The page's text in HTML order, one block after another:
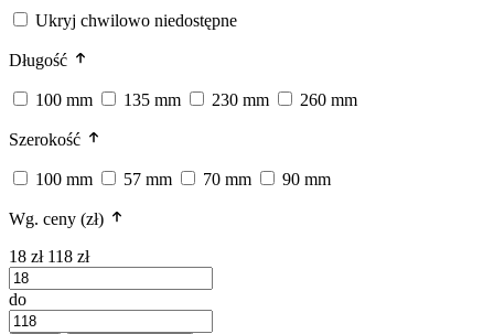
Ukryj chwilowo niedostępne
Długość
100 mm 135 mm 230 mm 260 mm
Szerokość
100 mm 57 mm 70 mm 90 mm
Wg. ceny (zł)
18 zł 118 zł
do